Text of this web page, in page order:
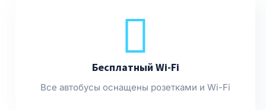
Бесплатный Wi-Fi
Все автобусы оснащены розетками и Wi-Fi